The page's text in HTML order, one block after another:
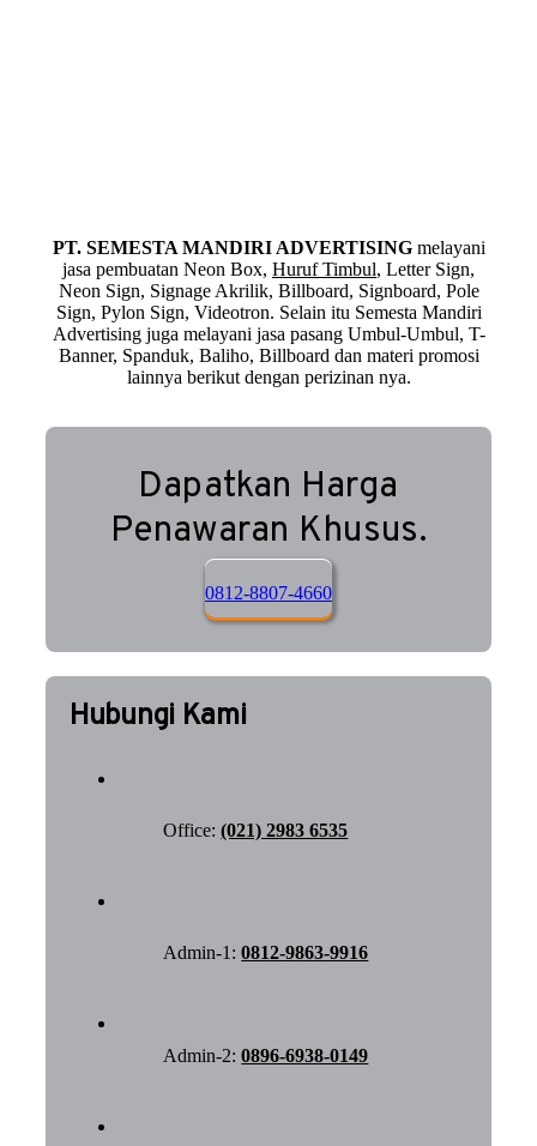
PT. SEMESTA MANDIRI ADVERTISINGmelayani
jasa pembuatan Neon Box, Huruf Timbul, Letter Sign,
Neon Sign, Signage Akrilik, Billboard, Signboard, Pole
Sign, Pylon Sign, Videotron. Selain itu Semesta Mandiri
Advertising juga melayani jasa pasang Umbul-Umbul, T-
Banner, Spanduk, Baliho, Billboard dan materi promosi
lainnya berikut dengan perizinan nya.
Dapatkan Harga
Penawaran Khusus.
0812-8807-4660
Hubungi Kami
Office:(021) 2983 6535
Admin-1:0812-9863-9916
Admin-2:0896-6938-0149